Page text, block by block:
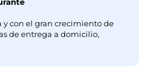
con el gran crecimiento de
de entrega a domicilio,